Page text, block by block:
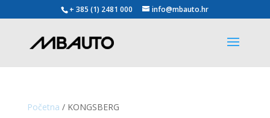
+ 385 (1) 2481 000 info@mbauto.hr
Početna / KONGSBERG